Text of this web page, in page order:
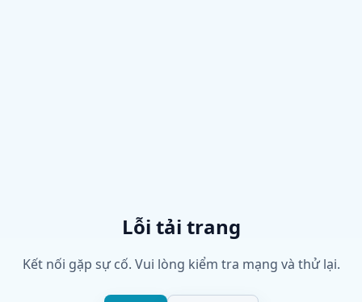
Lỗi tải trang
Kết nối gặp sự cố. Vui lòng kiểm tra mạng và thử lại.